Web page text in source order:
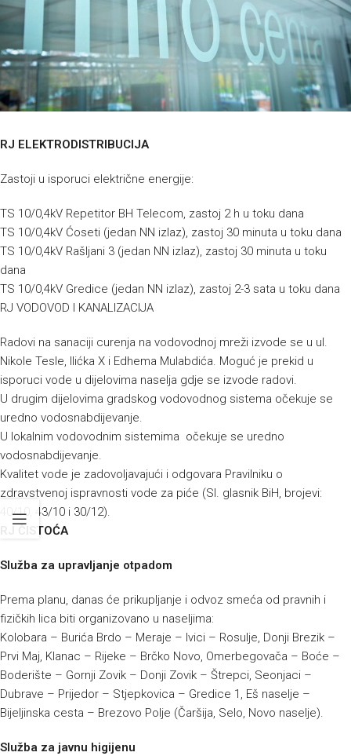
RJ ELEKTRODISTRIBUCIJA
Zastoji u isporuci električne energije:
TS 10/0,4kV Repetitor BH Telecom, zastoj 2 h u toku dana
TS 10/0,4kV Ćoseti (jedan NN izlaz), zastoj 30 minuta u toku dana
TS 10/0,4kV Rašljani 3 (jedan NN izlaz), zastoj 30 minuta u toku
dana
TS 10/0,4kV Gredice (jedan NN izlaz), zastoj 2-3 sata u toku dana
RJ VODOVOD I KANALIZACIJA
Radovi na sanaciji curenja na vodovodnoj mreži izvode se u ul.
Nikole Tesle, Ilićka X i Edhema Mulabdića. Moguć je prekid u
isporuci vode u dijelovima naselja gdje se izvode radovi.
U drugim dijelovima gradskog vodovodnog sistema očekuje se
uredno vodosnabdijevanje.
U lokalnim vodovodnim sistemima očekuje se uredno
vodosnabdijevanje.
Kvalitet vode je zadovoljavajući i odgovara Pravilniku o
zdravstvenoj ispravnosti vode za piće (Sl. glasnik BiH, brojevi:
40/10, 43/10 i 30/12).
RJ ČISTOĆA
Služba za upravljanje otpadom
Prema planu, danas će prikupljanje i odvoz smeća od pravnih i
fizičkih lica biti organizovano u naseljima:
Kolobara – Burića Brdo – Meraje – Ivici – Rosulje, Donji Brezik –
Prvi Maj, Klanac – Rijeke – Brčko Novo, Omerbegovača – Boće –
Boderište – Gornji Zovik – Donji Zovik – Štrepci, Seonjaci –
Dubrave – Prijedor – Stjepkovica – Gredice 1, Eš naselje –
Bijeljinska cesta – Brezovo Polje (Čaršija, Selo, Novo naselje).
Služba za javnu higijenu